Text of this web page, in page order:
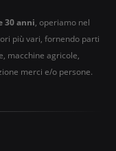
30 anni , operiamo nel
più vari, fornendo parti
macchine agricole,
merci e/o persone.